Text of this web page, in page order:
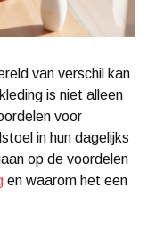
van verschil kan
is niet alleen
voor
in hun dagelijks
op de voordelen
en waarom het een